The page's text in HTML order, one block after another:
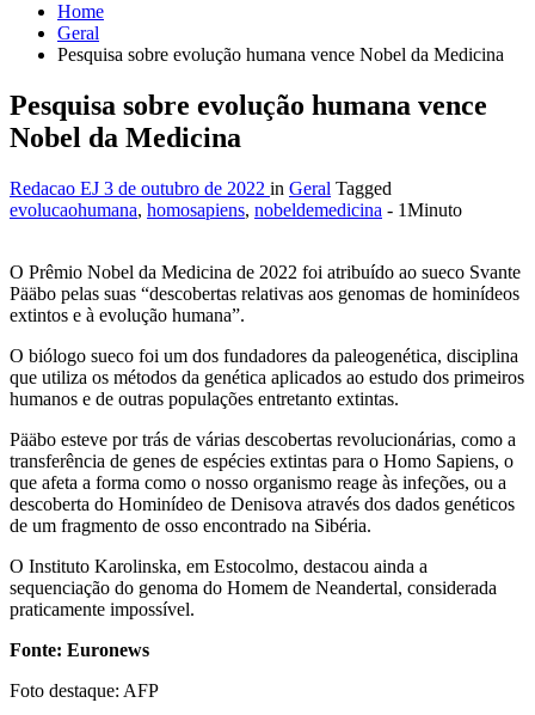
Home
Geral
Pesquisa sobre evolução humana vence Nobel da Medicina
Pesquisa sobre evolução humana vence
Nobel da Medicina
Redacao EJ 3 de outubro de 2022 in Geral Tagged
evolucaohumana, homosapiens, nobeldemedicina - 1Minuto
O Prêmio Nobel da Medicina de 2022 foi atribuído ao sueco Svante
Pääbo pelas suas “descobertas relativas aos genomas de hominídeos
extintos e à evolução humana”.
O biólogo sueco foi um dos fundadores da paleogenética, disciplina
que utiliza os métodos da genética aplicados ao estudo dos primeiros
humanos e de outras populações entretanto extintas.
Pääbo esteve por trás de várias descobertas revolucionárias, como a
transferência de genes de espécies extintas para o Homo Sapiens, o
que afeta a forma como o nosso organismo reage às infeções, ou a
descoberta do Hominídeo de Denisova através dos dados genéticos
de um fragmento de osso encontrado na Sibéria.
O Instituto Karolinska, em Estocolmo, destacou ainda a
sequenciação do genoma do Homem de Neandertal, considerada
praticamente impossível.
Fonte: Euronews
Foto destaque: AFP